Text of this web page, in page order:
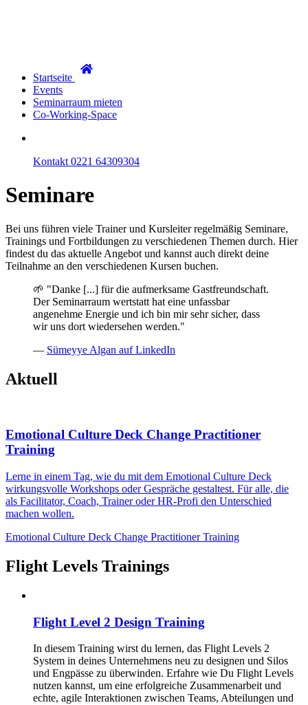
Startseite
Events
Seminarraum mieten
Co-Working-Space
Kontakt 0221 64309304
Seminare
Bei uns führen viele Trainer und Kursleiter regelmäßig Seminare,
Trainings und Fortbildungen zu verschiedenen Themen durch. Hier
findest du das aktuelle Angebot und kannst auch direkt deine
Teilnahme an den verschiedenen Kursen buchen.
🌱 "Danke [...] für die aufmerksame Gastfreundschaft.
Der Seminarraum wertstatt hat eine unfassbar
angenehme Energie und ich bin mir sehr sicher, dass
wir uns dort wiedersehen werden."
— Sümeyye Algan auf LinkedIn
Aktuell
Emotional Culture Deck Change Practitioner
Training
Lerne in einem Tag, wie du mit dem Emotional Culture Deck
wirkungsvolle Workshops oder Gespräche gestaltest. Für alle, die
als Facilitator, Coach, Trainer oder HR-Profi den Unterschied
machen wollen.
Emotional Culture Deck Change Practitioner Training
Flight Levels Trainings
Flight Level 2 Design Training
In diesem Training wirst du lernen, das Flight Levels 2
System in deines Unternehmens neu zu designen und Silos
und Engpässe zu überwinden. Erfahre wie Du Flight Levels
nutzen kannst, um eine erfolgreiche Zusammenarbeit und
echte, agile Interaktionen zwischen Teams, Abteilungen und